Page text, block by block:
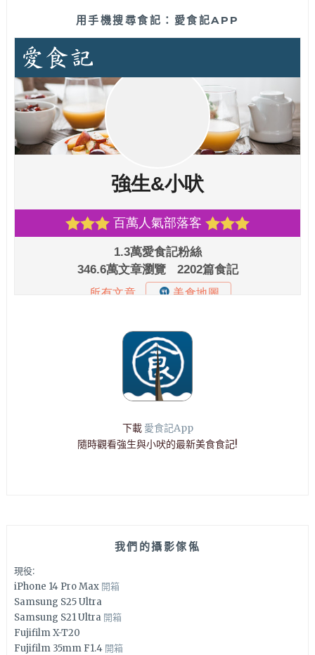
用手機搜尋食記：愛食記APP
下載 愛食記App
隨時觀看強生與小吠的最新美食食記!
我們的攝影傢俬
現役:
iPhone 14 Pro Max 開箱
Samsung S25 Ultra
Samsung S21 Ultra 開箱
Fujifilm X-T20
Fujifilm 35mm F1.4 開箱